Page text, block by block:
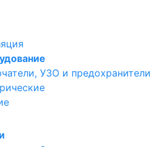
УЗО и предохранители